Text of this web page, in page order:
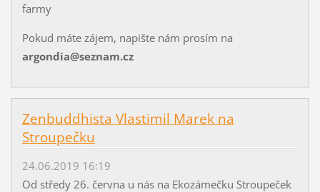
farmy
Pokud máte zájem, napište nám prosím na
argondia@seznam.cz
Zenbuddhista Vlastimil Marek na
Stroupečku
24.06.2019 16:19
Od středy 26. června u nás na Ekozámečku Stroupeček